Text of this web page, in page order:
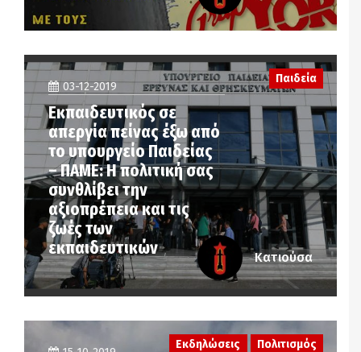
03-12-2019
Εκπαιδευτικός σε
απεργία πείνας έξω από
το υπουργείο Παιδείας
– ΠΑΜΕ: Η πολιτική σας
συνθλίβει την
αξιοπρέπεια και τις
ζωές των
εκπαιδευτικών
Παιδεία
Κατιούσα
Εκδηλώσεις Πολιτισμός